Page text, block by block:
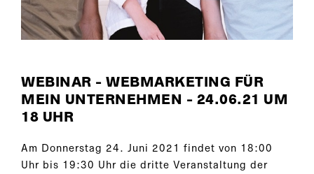
WEBINAR - WEBMARKETING FÜR
MEIN UNTERNEHMEN - 24.06.21 UM
18 UHR
Am Donnerstag 24. Juni 2021 findet von 18:00
Uhr bis 19:30 Uhr die dritte Veranstaltung der